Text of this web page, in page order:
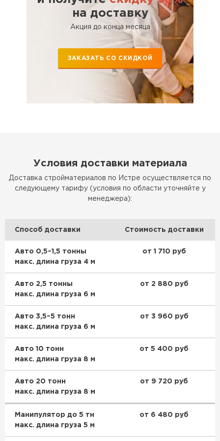
на доставку
Акция до конца месяца
ЗАКАЗАТЬ СО СКИДКОЙ
Условия доставки материала
Доставка стройматериалов по Истре осуществляется по
следующему тарифу (условия по области уточняйте у
менеджера):
Способ доставки Стоимость доставки
Авто 0,5–1,5 тонны
макс. длина груза 4 м
от 1 710 руб
Авто 2,5 тонны
макс. длина груза 6 м
от 2 880 руб
Авто 3,5–5 тонн
макс. длина груза 6 м
от 3 960 руб
Авто 10 тонн
макс. длина груза 8 м
от 5 400 руб
Авто 20 тонн
макс. длина груза 8 м
от 9 720 руб
Манипулятор до 5 тн
макс. длина груза 5 м
от 6 480 руб
ПЕРЕЙТИ
Утеплитель Теплекс
Утеплитель Изомин
ПЕРЕЙТИ
Утеплитель Knauf
Утеплитель Isoroc
ПЕРЕЙТИ
Утеплитель Isover
ПЕРЕЙТИ
Утеплитель Paroc
Утеплитель Тимплэкс